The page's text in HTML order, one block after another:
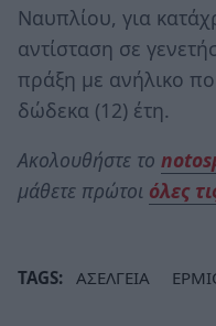
Ναυπλίου, για
αντίσταση σε
πράξη με ανήλικο
δώδεκα (12) έτη.
Ακολουθήστε το
μάθετε πρώτοι όλες
TAGS: ΑΣΕΛΓΕΙΑ